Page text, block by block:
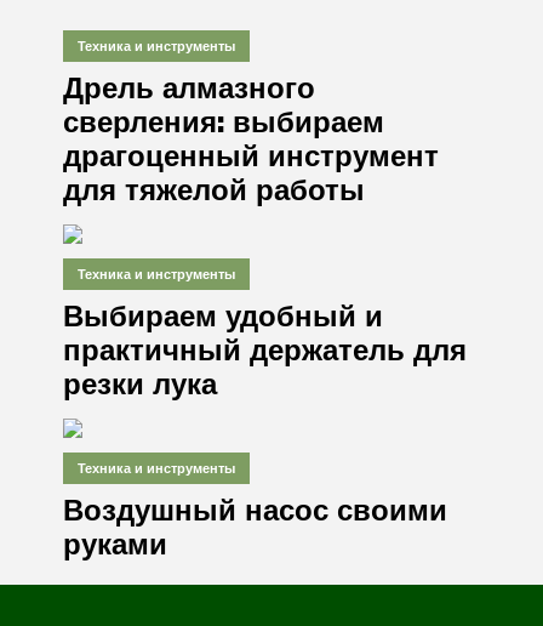
Техника и инструменты
Дрель алмазного
сверления: выбираем
драгоценный инструмент
для тяжелой работы
Техника и инструменты
Выбираем удобный и
практичный держатель для
резки лука
Техника и инструменты
Воздушный насос своими
руками